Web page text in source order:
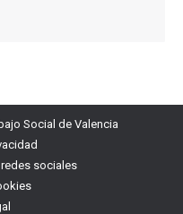
Social de Valencia
sociales